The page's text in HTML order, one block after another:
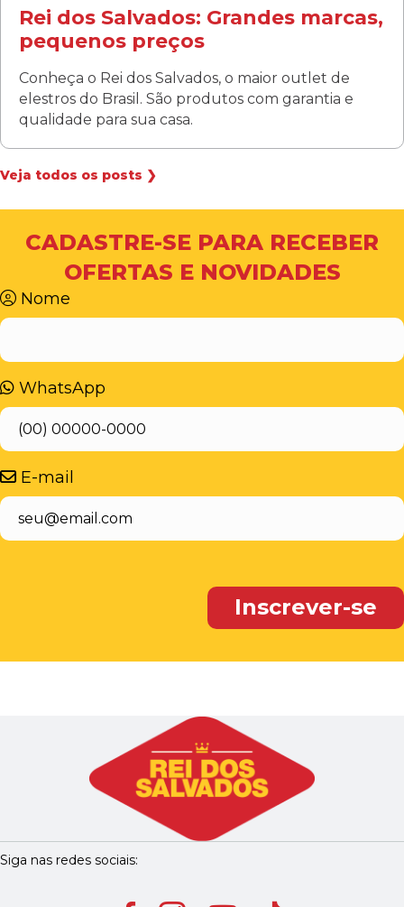
Rei dos Salvados: Grandes marcas,
pequenos preços
Conheça o Rei dos Salvados, o maior outlet de
elestros do Brasil. São produtos com garantia e
qualidade para sua casa.
Veja todos os posts ❯
CADASTRE-SE PARA RECEBER
OFERTAS E NOVIDADES
Nome
WhatsApp
E-mail
Siga nas redes sociais: